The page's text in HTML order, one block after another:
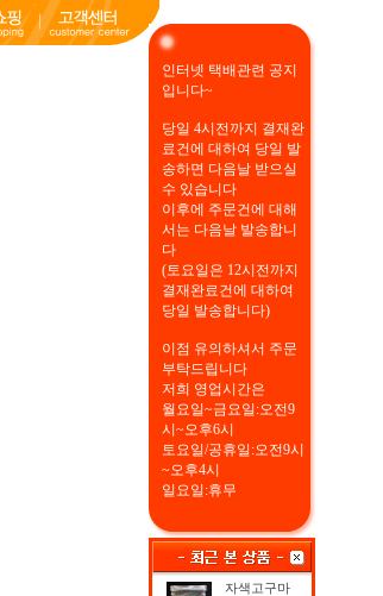
인터넷 택배관련 공지
입니다~
당일 4시전까지 결재완
료건에 대하여 당일 발
송하면 다음날 받으실
수 있습니다
이후에 주문건에 대해
서는 다음날 발송합니
다
(토요일은 12시전까지
결재완료건에 대하여
당일 발송합니다)
이점 유의하셔서 주문
부탁드립니다
저희 영업시간은
월요일~금요일:오전9
시~오후6시
토요일/공휴일:오전9시
~오후4시
일요일:휴무
자색고구마